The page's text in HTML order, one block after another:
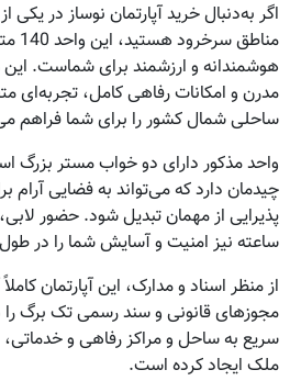
اگر به‌دنبال خرید آپارتمان نوساز در
هوشمندانه و ارزشمند برای شماست.
مدرن و امکانات رفاهی کامل، تجربه‌ای
ساحلی شمال کشور را برای شما فراهم
واحد مذکور دارای دو خواب مستر بزرگ
چیدمان دارد که می‌تواند به فضایی
ساعته نیز امنیت و آسایش شما را در
از منظر اسناد و مدارک، این آپارتمان
مجوزهای قانونی و سند رسمی تک برگ
سریع به ساحل و مراکز رفاهی و خدماتی،
ملک ایجاد کرده است.